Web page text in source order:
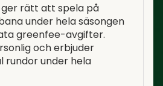
ger rätt att spela på
under hela säsongen
greenfee-avgifter.
och erbjuder
rundor under hela